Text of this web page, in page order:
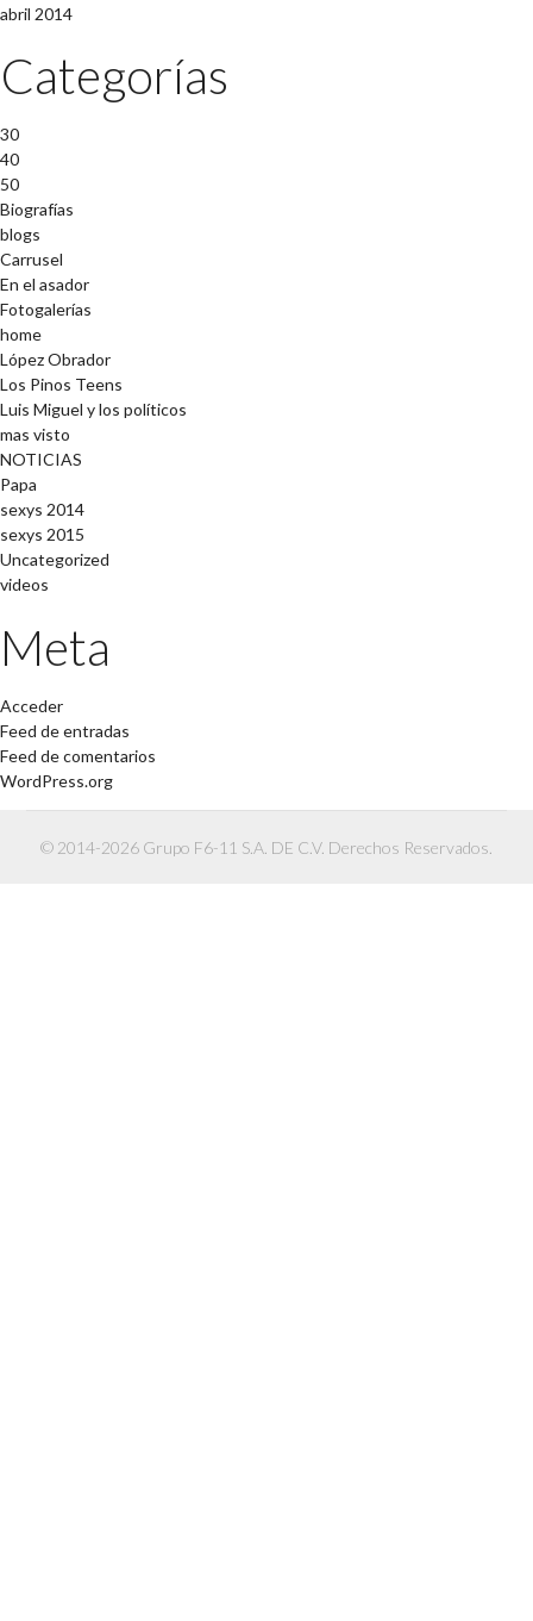
abril 2014
Categorías
30
40
50
Biografías
blogs
Carrusel
En el asador
Fotogalerías
home
López Obrador
Los Pinos Teens
Luis Miguel y los políticos
mas visto
NOTICIAS
Papa
sexys 2014
sexys 2015
Uncategorized
videos
Meta
Acceder
Feed de entradas
Feed de comentarios
WordPress.org
© 2014-2026 Grupo F6-11 S.A. DE C.V. Derechos Reservados.